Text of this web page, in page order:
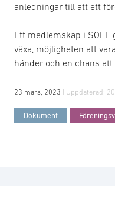
anledningar till att ett
Ett medlemskap i
växa, möjligheten att
händer och en chans att
23 mars, 2023 | Uppdaterad:
Dokument